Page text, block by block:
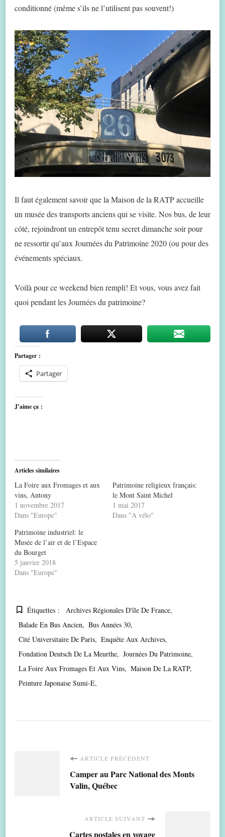
conditionné (même s’ils ne l’utilisent pas souvent!)
Il faut également savoir que la Maison de la RATP accueille
un musée des transports anciens qui se visite. Nos bus, de leur
côté, rejoindront un entrepôt tenu secret dimanche soir pour
ne ressortir qu’aux Journées du Patrimoine 2020 (ou pour des
événements spéciaux.
Voilà pour ce weekend bien rempli! Et vous, vous avez fait
quoi pendant les Journées du patrimoine?
Partager :
Partager
J’aime ça :
Articles similaires
La Foire aux Fromages et aux
vins, Antony
1 novembre 2017
Dans "Europe"
Patrimoine religieux français:
le Mont Saint Michel
1 mai 2017
Dans "A vélo"
Patrimoine industriel: le
Musée de l’air et de l’Espace
du Bourget
5 janvier 2018
Dans "Europe"
Étiquettes :
Archives Régionales D'île De France
Balade En Bus Ancien
Bus Années 30
Cité Universitaire De Paris
Enquête Aux Archives
Fondation Deutsch De La Meurthe
Journées Du Patrimoine
La Foire Aux Fromages Et Aux Vins
Maison De La RATP
Peinture Japonaise Sumi-E
Navigation
d'article
ARTICLE PRÉCÉDENT
Camper au Parc National des Monts
Valin, Québec
ARTICLE SUIVANT
Cartes postales en voyage